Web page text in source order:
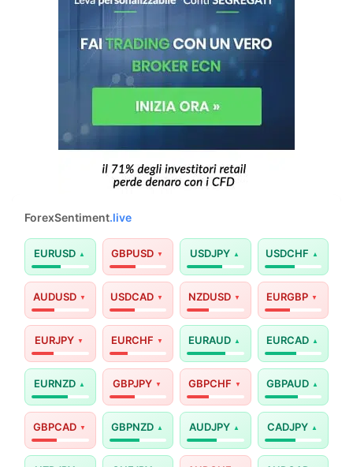
ForexSentiment.live
EURUSD GBPUSD USDJPY USDCHF
AUDUSD USDCAD NZDUSD EURGBP
EURJPY EURCHF EURAUD EURCAD
EURNZD GBPJPY GBPCHF GBPAUD
GBPCAD GBPNZD AUDJPY CADJPY